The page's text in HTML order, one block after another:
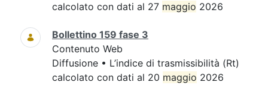
calcolato con dati al 27 maggio 2026
Bollettino 159 fase 3
Contenuto Web
Diffusione • L’indice di trasmissibilità (Rt)
calcolato con dati al 20 maggio 2026